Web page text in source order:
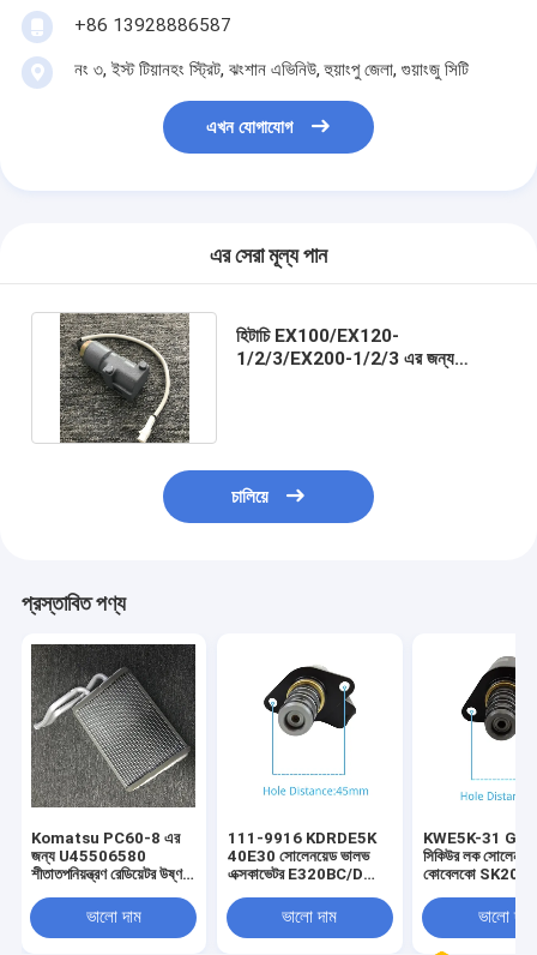
+86 13928886587
নং ৩, ইস্ট টিয়ানহং স্ট্রিট, ঝংশান এভিনিউ, হুয়াংপু জেলা, গুয়াংজু সিটি
এখন যোগাযোগ
এর সেরা মূল্য পান
হিটাচি EX100/EX120-
1/2/3/EX200-1/2/3 এর জন্য
চালিয়ে
প্রস্তাবিত পণ্য
Komatsu PC60-8 এর
জন্য U45506580
শীতাতপনিয়ন্ত্রণ রেডিয়েটর উষ্ণ
ভালো দাম
111-9916 KDRDE5K
40E30 সোলেনয়েড ভালভ
এক্সকাভেটর E320BC/D
যন্ত্রাংশের জন্যভালো দাম
KWE5K-31
সিকিউর লক
কোবেলকো
ভালো দাম